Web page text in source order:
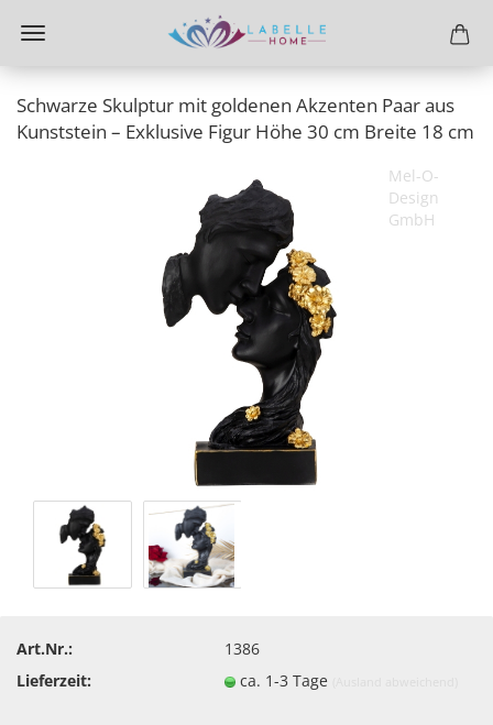
Schwarze Skulptur mit goldenen Akzenten Paar aus
Kunststein – Exklusive Figur Höhe 30 cm Breite 18 cm
Mel-O-
Design
GmbH
Art.Nr.:
1386
Lieferzeit:
ca. 1-3 Tage